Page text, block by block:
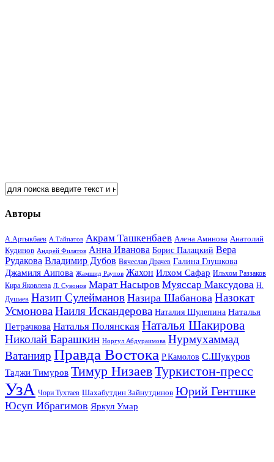
Авторы
А.Артыкбаев А.Тайпатов Акрам Ташкенбаев Алена Аминова Анатолий
Кудинов Андрей Филатов Анна Иванова Борис Палацкий Вера
Рудакова Владимир Дубов Вячеслав Драчев Галина Глушкова
Джамиля Аипова Жамшид Раупов Жахон Илхом Сафар Ильхом Раззаков
Кира Яковлева Л. Сувонов Марат Насыров Муяссар Максудова Н.
Душаев Назип Сулейманов Назира Шабанова Назокат
УсмоноваНаиля Искандерова Наталия Шулепина Наталья
Петрачкова Наталья Полянская Наталья Шакирова
Николай Барашкин Норгул Абдураимова Нурмухаммад
Ватанияр Правда Востока Р.Камолов С.Шукуров
Таджи Тимуров Тимур НизаевТуркистон-пресс
УзА Чори Тухтаев Шахабутдин Зайнутдинов Юрий Гентшке
Юсуп Ибрагимов Яркул Умар